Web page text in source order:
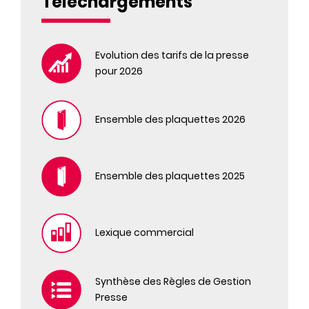
GRAZIA
HORS-SERIE PSYCHOLOGIES
ICON
L'AMI DES JARDINS ET DE LA MAISON
L'AUTO JOURNAL 4X4 EVASION
L'AUTO-JOURNAL HORS SERIE
L'AUTO-JOURNAL LE GUIDE
LE CHASSEUR FRANCAIS
LE CHASSEUR FRANCAIS HORS SERIE
LE JOURNAL DE LA MAISON HORS SERIE
LES CAHIERS DE SCIENCE & VIE
Evolution des tarifs de la presse
pour 2026
Ensemble des plaquettes 2026
Ensemble des plaquettes 2025
Lexique commercial
Synthèse des Règles de Gestion
Presse